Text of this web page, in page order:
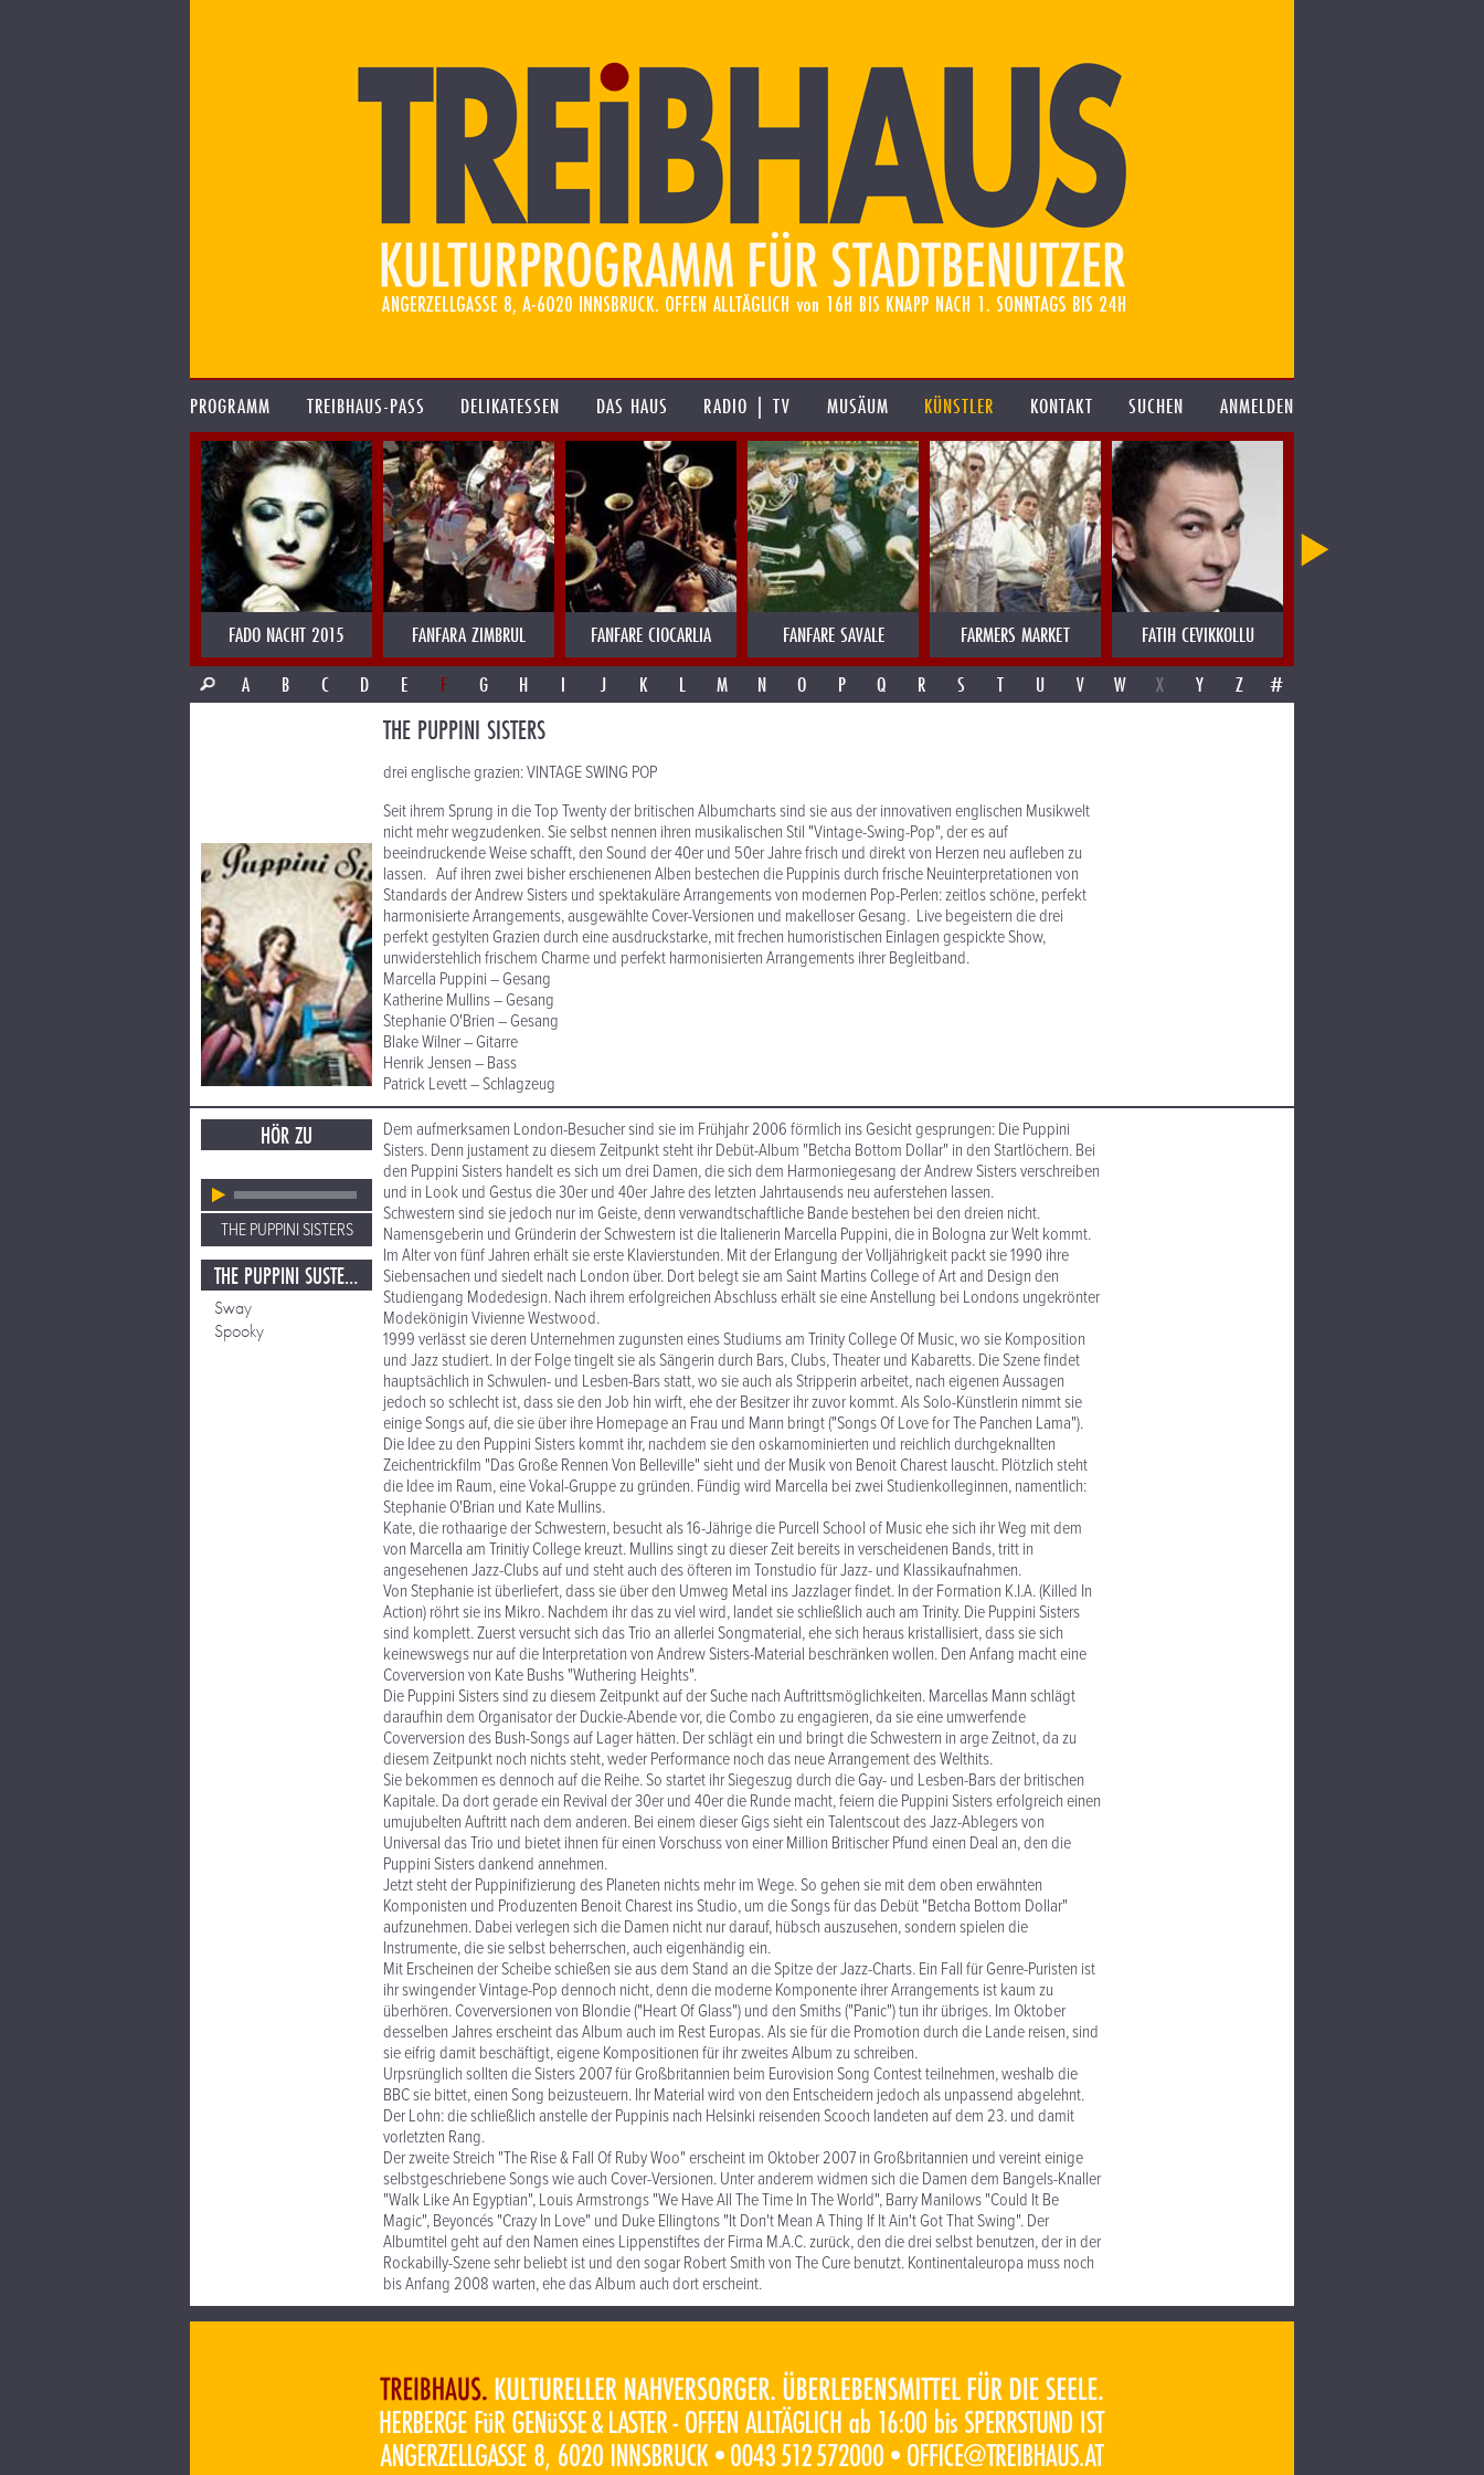
PROGRAMM TREIBHAUS-PASS DELIKATESSEN DAS HAUS RADIO | TV MUSÄUM KÜNSTLER KONTAKT SUCHEN ANMELDEN
FADO NACHT 2015 FANFARA ZIMBRUL FANFARE CIOCARLIA FANFARE SAVALE FARMERS MARKET FATIH CEVIKKOLLU
A
B C D E F G H I J K L M N O P Q R S T U V W X Y Z #
THE PUPPINI SISTERS
drei englische grazien: VINTAGE SWING POP
Seit ihrem Sprung in die Top Twenty der britischen Albumcharts sind sie aus der innovativen englischen Musikwelt
nicht mehr wegzudenken. Sie selbst nennen ihren musikalischen Stil "Vintage-Swing-Pop", der es auf
beeindruckende Weise schafft, den Sound der 40er und 50er Jahre frisch und direkt von Herzen neu aufleben zu
lassen. Auf ihren zwei bisher erschienenen Alben bestechen die Puppinis durch frische Neuinterpretationen von
Standards der Andrew Sisters und spektakuläre Arrangements von modernen Pop-Perlen: zeitlos schöne, perfekt
harmonisierte Arrangements, ausgewählte Cover-Versionen und makelloser Gesang. Live begeistern die drei
perfekt gestylten Grazien durch eine ausdruckstarke, mit frechen humoristischen Einlagen gespickte Show,
unwiderstehlich frischem Charme und perfekt harmonisierten Arrangements ihrer Begleitband.
Marcella Puppini – Gesang
Katherine Mullins – Gesang
Stephanie O'Brien – Gesang
Blake Wilner – Gitarre
Henrik Jensen – Bass
Patrick Levett – Schlagzeug
HÖR ZU
THE PUPPINI SISTERS
THE PUPPINI SUSTERS
Sway
Spooky
Dem aufmerksamen London-Besucher sind sie im Frühjahr 2006 förmlich ins Gesicht gesprungen: Die Puppini
Sisters. Denn justament zu diesem Zeitpunkt steht ihr Debüt-Album "Betcha Bottom Dollar" in den Startlöchern. Bei
den Puppini Sisters handelt es sich um drei Damen, die sich dem Harmoniegesang der Andrew Sisters verschreiben
und in Look und Gestus die 30er und 40er Jahre des letzten Jahrtausends neu auferstehen lassen.
Schwestern sind sie jedoch nur im Geiste, denn verwandtschaftliche Bande bestehen bei den dreien nicht.
Namensgeberin und Gründerin der Schwestern ist die Italienerin Marcella Puppini, die in Bologna zur Welt kommt.
Im Alter von fünf Jahren erhält sie erste Klavierstunden. Mit der Erlangung der Volljährigkeit packt sie 1990 ihre
Siebensachen und siedelt nach London über. Dort belegt sie am Saint Martins College of Art and Design den
Studiengang Modedesign. Nach ihrem erfolgreichen Abschluss erhält sie eine Anstellung bei Londons ungekrönter
Modekönigin Vivienne Westwood.
1999 verlässt sie deren Unternehmen zugunsten eines Studiums am Trinity College Of Music, wo sie Komposition
und Jazz studiert. In der Folge tingelt sie als Sängerin durch Bars, Clubs, Theater und Kabaretts. Die Szene findet
hauptsächlich in Schwulen- und Lesben-Bars statt, wo sie auch als Stripperin arbeitet, nach eigenen Aussagen
jedoch so schlecht ist, dass sie den Job hin wirft, ehe der Besitzer ihr zuvor kommt. Als Solo-Künstlerin nimmt sie
einige Songs auf, die sie über ihre Homepage an Frau und Mann bringt ("Songs Of Love for The Panchen Lama").
Die Idee zu den Puppini Sisters kommt ihr, nachdem sie den oskarnominierten und reichlich durchgeknallten
Zeichentrickfilm "Das Große Rennen Von Belleville" sieht und der Musik von Benoit Charest lauscht. Plötzlich steht
die Idee im Raum, eine Vokal-Gruppe zu gründen. Fündig wird Marcella bei zwei Studienkolleginnen, namentlich:
Stephanie O'Brian und Kate Mullins.
Kate, die rothaarige der Schwestern, besucht als 16-Jährige die Purcell School of Music ehe sich ihr Weg mit dem
von Marcella am Trinitiy College kreuzt. Mullins singt zu dieser Zeit bereits in verscheidenen Bands, tritt in
angesehenen Jazz-Clubs auf und steht auch des öfteren im Tonstudio für Jazz- und Klassikaufnahmen.
Von Stephanie ist überliefert, dass sie über den Umweg Metal ins Jazzlager findet. In der Formation K.I.A. (Killed In
Action) röhrt sie ins Mikro. Nachdem ihr das zu viel wird, landet sie schließlich auch am Trinity. Die Puppini Sisters
sind komplett. Zuerst versucht sich das Trio an allerlei Songmaterial, ehe sich heraus kristallisiert, dass sie sich
keinewswegs nur auf die Interpretation von Andrew Sisters-Material beschränken wollen. Den Anfang macht eine
Coverversion von Kate Bushs "Wuthering Heights".
Die Puppini Sisters sind zu diesem Zeitpunkt auf der Suche nach Auftrittsmöglichkeiten. Marcellas Mann schlägt
daraufhin dem Organisator der Duckie-Abende vor, die Combo zu engagieren, da sie eine umwerfende
Coverversion des Bush-Songs auf Lager hätten. Der schlägt ein und bringt die Schwestern in arge Zeitnot, da zu
diesem Zeitpunkt noch nichts steht, weder Performance noch das neue Arrangement des Welthits.
Sie bekommen es dennoch auf die Reihe. So startet ihr Siegeszug durch die Gay- und Lesben-Bars der britischen
Kapitale. Da dort gerade ein Revival der 30er und 40er die Runde macht, feiern die Puppini Sisters erfolgreich einen
umujubelten Auftritt nach dem anderen. Bei einem dieser Gigs sieht ein Talentscout des Jazz-Ablegers von
Universal das Trio und bietet ihnen für einen Vorschuss von einer Million Britischer Pfund einen Deal an, den die
Puppini Sisters dankend annehmen.
Jetzt steht der Puppinifizierung des Planeten nichts mehr im Wege. So gehen sie mit dem oben erwähnten
Komponisten und Produzenten Benoit Charest ins Studio, um die Songs für das Debüt "Betcha Bottom Dollar"
aufzunehmen. Dabei verlegen sich die Damen nicht nur darauf, hübsch auszusehen, sondern spielen die
Instrumente, die sie selbst beherrschen, auch eigenhändig ein.
Mit Erscheinen der Scheibe schießen sie aus dem Stand an die Spitze der Jazz-Charts. Ein Fall für Genre-Puristen ist
ihr swingender Vintage-Pop dennoch nicht, denn die moderne Komponente ihrer Arrangements ist kaum zu
überhören. Coverversionen von Blondie ("Heart Of Glass") und den Smiths ("Panic") tun ihr übriges. Im Oktober
desselben Jahres erscheint das Album auch im Rest Europas. Als sie für die Promotion durch die Lande reisen, sind
sie eifrig damit beschäftigt, eigene Kompositionen für ihr zweites Album zu schreiben.
Urpsrünglich sollten die Sisters 2007 für Großbritannien beim Eurovision Song Contest teilnehmen, weshalb die
BBC sie bittet, einen Song beizusteuern. Ihr Material wird von den Entscheidern jedoch als unpassend abgelehnt.
Der Lohn: die schließlich anstelle der Puppinis nach Helsinki reisenden Scooch landeten auf dem 23. und damit
vorletzten Rang.
Der zweite Streich "The Rise & Fall Of Ruby Woo" erscheint im Oktober 2007 in Großbritannien und vereint einige
selbstgeschriebene Songs wie auch Cover-Versionen. Unter anderem widmen sich die Damen dem Bangels-Knaller
"Walk Like An Egyptian", Louis Armstrongs "We Have All The Time In The World", Barry Manilows "Could It Be
Magic", Beyoncés "Crazy In Love" und Duke Ellingtons "It Don't Mean A Thing If It Ain't Got That Swing". Der
Albumtitel geht auf den Namen eines Lippenstiftes der Firma M.A.C. zurück, den die drei selbst benutzen, der in der
Rockabilly-Szene sehr beliebt ist und den sogar Robert Smith von The Cure benutzt. Kontinentaleuropa muss noch
bis Anfang 2008 warten, ehe das Album auch dort erscheint.